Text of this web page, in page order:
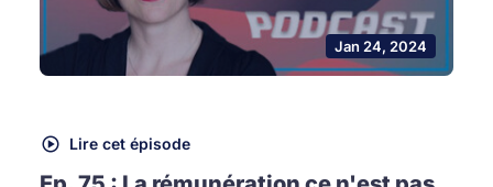
Jan 24, 2024
Lire cet épisode